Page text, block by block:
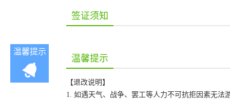
签证须知
温馨提示
温馨提示
【退改说明】
1. 如遇天气、战争、罢工等人力不可抗拒因素无